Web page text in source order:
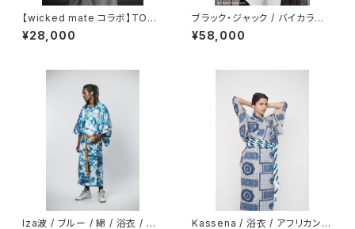
【wicked mate コラボ】TOW
EL GOWN / gray
¥28,000
ブラック・ジャック / バイカラー
浴衣
¥58,000
Iza波 / ブルー / 綿 / 浴衣 / 有
Kassena / 浴衣 / アフリカン